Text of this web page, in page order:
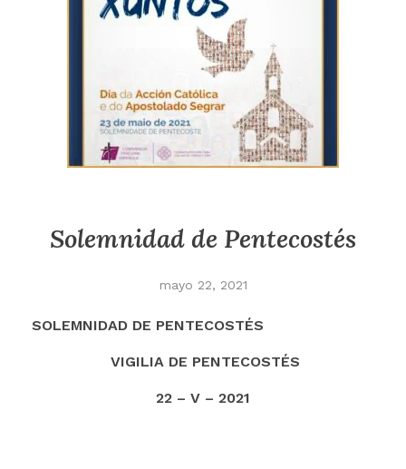
Solemnidad de Pentecostés
mayo 22, 2021
SOLEMNIDAD DE PENTECOSTÉS
VIGILIA DE PENTECOSTÉS
22 – V – 2021